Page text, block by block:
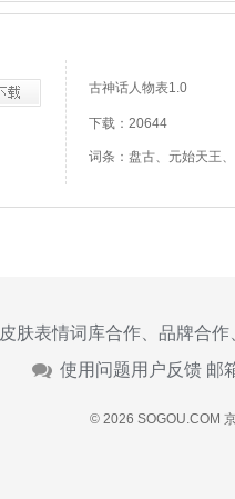
古神话人物表1.0
下载：20644
词条：盘古、元始天王
皮肤表情词库合作、品牌合
使用问题用户反馈 邮
© 2026 SOGOU.COM